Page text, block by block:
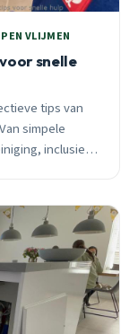
VLIJMEN
snelle
tips van
simpele
inclusief